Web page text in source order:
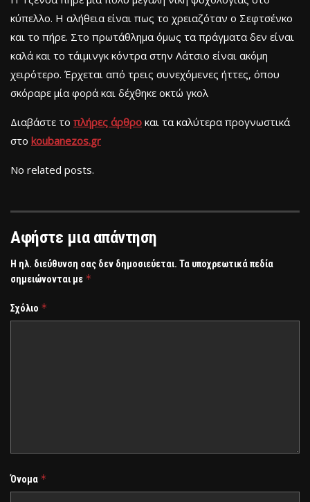
κύπελλο. Η αλήθεια είναι πως το χρειαζόταν ο Σεφτσένκο
και το πήρε. Στο πρωτάθλημα όμως τα πράγματα δεν είναι
καλά και το τάιμινγκ κόντρα στην Λάτσιο είναι ακόμη
χειρότερο. Έρχεται από τρεις συνεχόμενες ήττες, όπου
σκόραρε μία φορά και δέχθηκε οκτώ γκολ
Διαβάστε το πλήρες άρθρο και τα καλύτερα προγνωστικά
στο koubanezos.gr
No related posts.
Αφήστε μια απάντηση
Η ηλ. διεύθυνση σας δεν δημοσιεύεται. Τα υποχρεωτικά πεδία
σημειώνονται με *
Σχόλιο *
Όνομα *